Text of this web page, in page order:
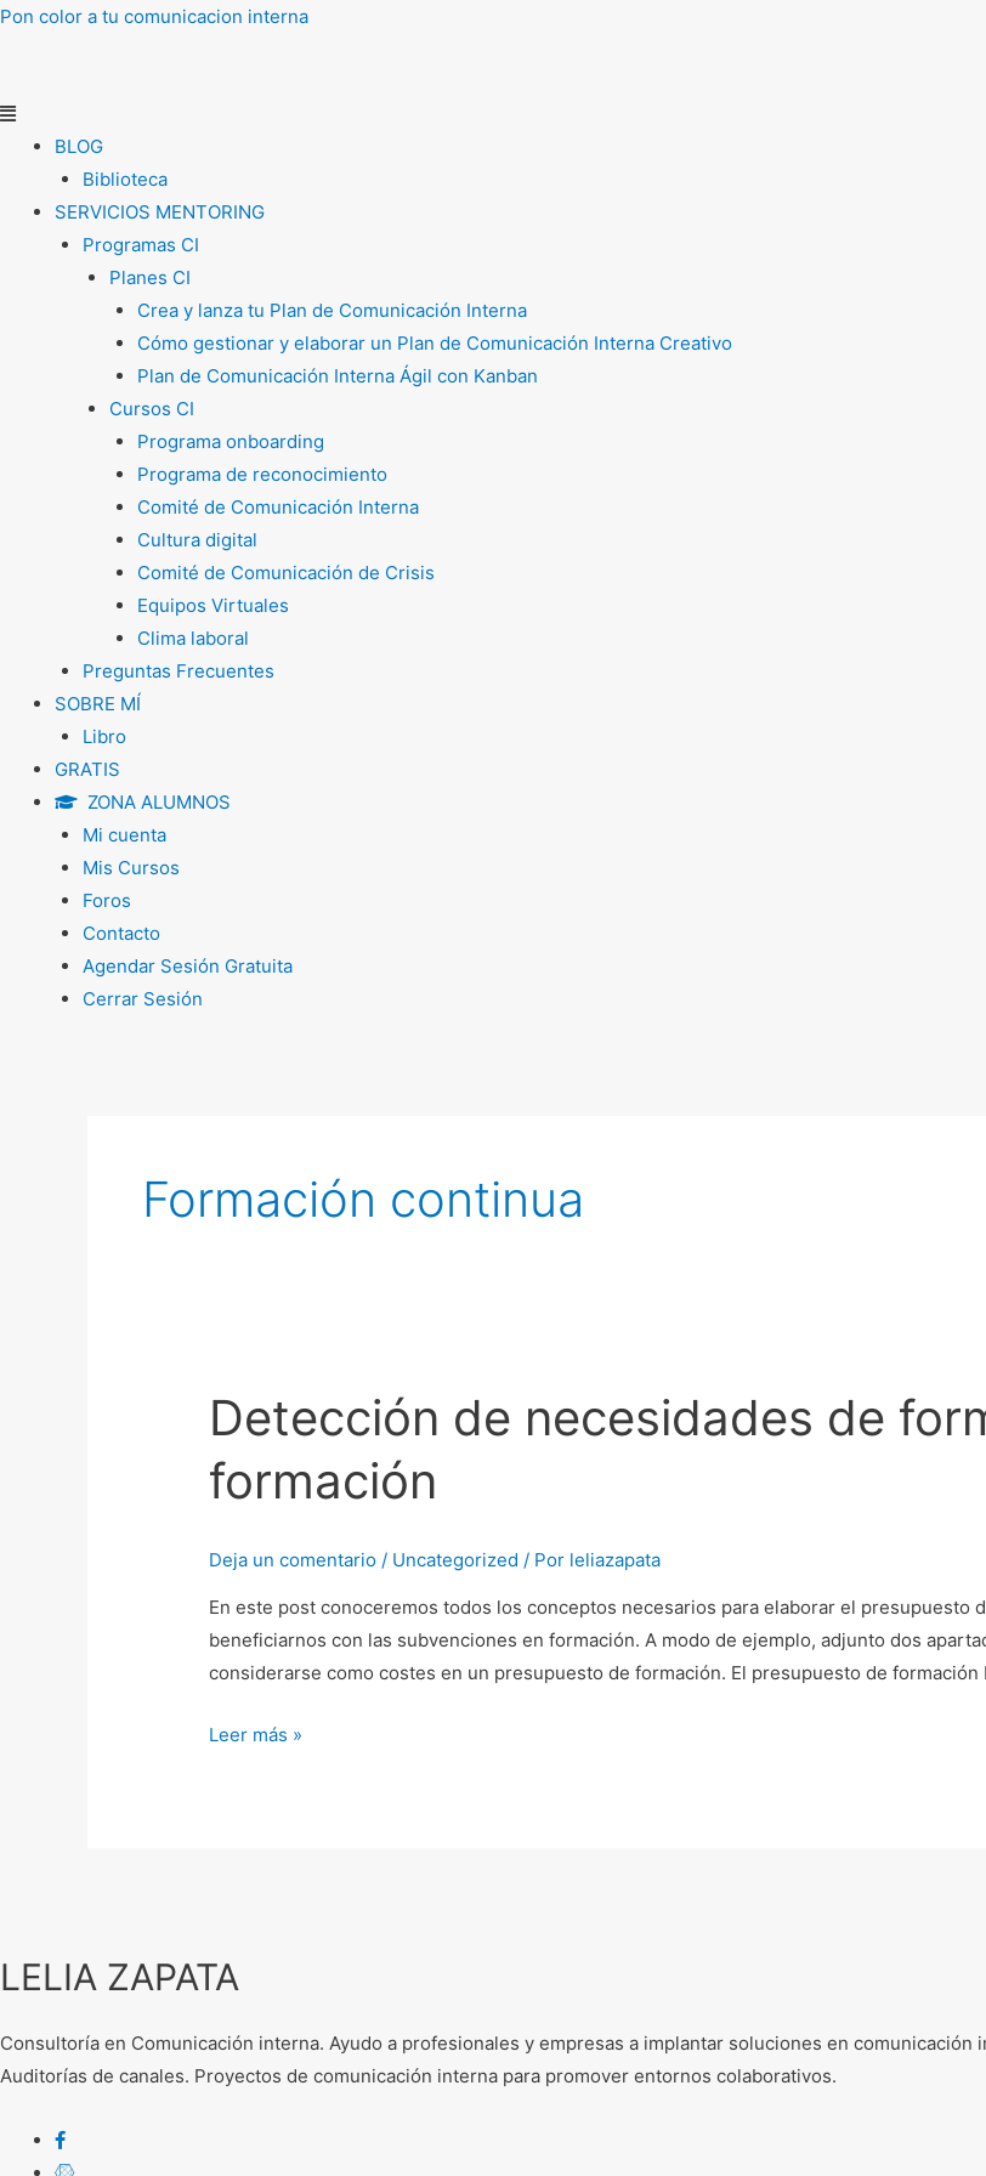
Ir
Pon color a tu comunicacion interna
Menú
BLOG
Biblioteca
SERVICIOS MENTORING
Programas CI
Planes CI
Crea y lanza tu Plan de Comunicación Interna
Cómo gestionar y elaborar un Plan de Comunicación Interna Creativo
Plan de Comunicación Interna Ágil con Kanban
Cursos CI
Programa onboarding
Programa de reconocimiento
Comité de Comunicación Interna
Cultura digital
Comité de Comunicación de Crisis
Equipos Virtuales
Clima laboral
Preguntas Frecuentes
SOBRE MÍ
Libro
GRATIS
ZONA ALUMNOS
Mi cuenta
Mis Cursos
Foros
Contacto
Agendar Sesión Gratuita
Cerrar Sesión
Formación continua
Detección de necesidades de
formación
Deja un comentario / Uncategorized / Por leliazapata
En este post conoceremos todos los conceptos necesarios para elaborar el presupuesto
beneficiarnos con las subvenciones en formación. A modo de ejemplo, adjunto dos
considerarse como costes en un presupuesto de formación. El presupuesto de
Detección
de
necesidades
de
y
el
plan
de
Leer más »
LELIA ZAPATA
Consultoría en Comunicación interna. Ayudo a profesionales y empresas a implantar soluciones en
Auditorías de canales. Proyectos de comunicación interna para promover entornos colaborativos.